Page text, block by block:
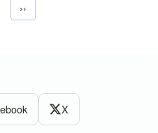
Pagination
Next page
››
X